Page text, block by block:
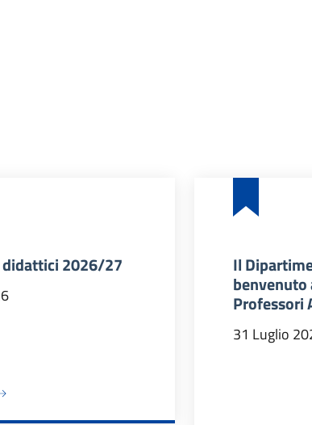
2026/27
DI BANDO TUTOR DIDATTICI 2026/27
Il
benvenuto
Professori
31 Luglio